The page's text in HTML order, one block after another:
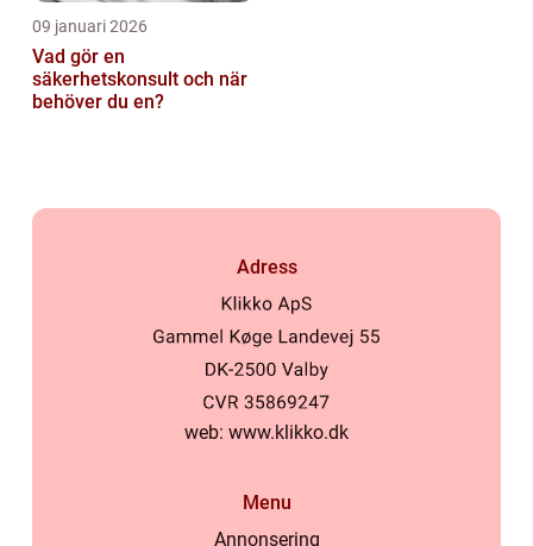
09 januari 2026
Vad gör en
säkerhetskonsult och när
behöver du en?
Adress
web: www.klikko.dk
Menu
Annonsering